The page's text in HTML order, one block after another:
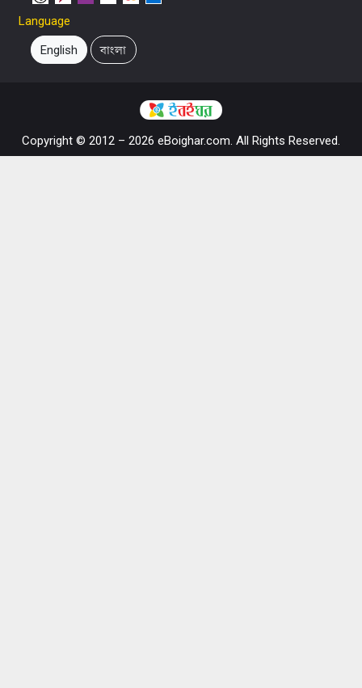
Language
English বাংলা
Copyright © 2012 – 2026 eBoighar.com. All Rights Reserved.